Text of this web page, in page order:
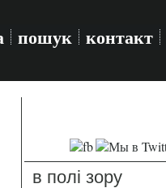
пошук контакт
в полі зору